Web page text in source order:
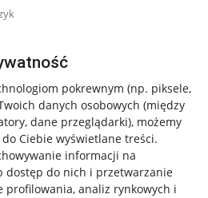
pokrewnym (np. piksele,
danych osobowych (między
dane przeglądarki), możemy
Ciebie wyświetlane treści.
informacji na
dostęp do nich i przetwarzanie
profilowania, analiz rynkowych i